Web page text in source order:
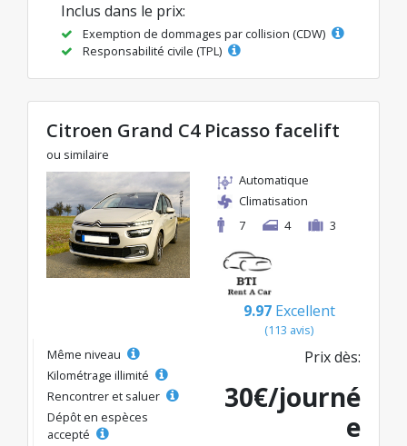
Inclus dans le prix:
Exemption de dommages par collision (CDW)
Responsabilité civile (TPL)
Citroen Grand C4 Picasso facelift
ou similaire
Automatique
Climatisation
7
4 3
9.97 Excellent
(113 avis)
Même niveau
Kilométrage illimité
Rencontrer et saluer
Dépôt en espèces
accepté
Prix dès:
30€/journé
e